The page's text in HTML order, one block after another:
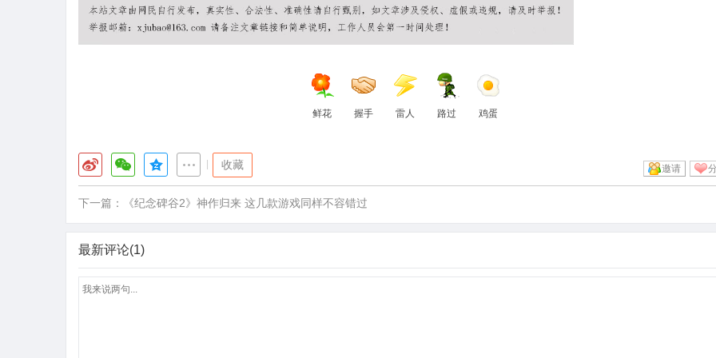
鲜花 握手 雷人 路过 鸡蛋
收藏 邀请
下一篇： 《纪念碑谷2》神作归来 这几款游戏同样不容错过
最新评论(1)